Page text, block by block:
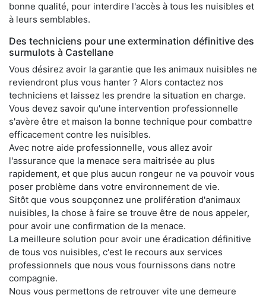
bonne qualité, pour interdire l'accès à tous les nuisibles et
à leurs semblables.
Des techniciens pour une extermination définitive des
surmulots à Castellane
Vous désirez avoir la garantie que les animaux nuisibles ne
reviendront plus vous hanter ? Alors contactez nos
techniciens et laissez les prendre la situation en charge.
Vous devez savoir qu'une intervention professionnelle
s'avère être et maison la bonne technique pour combattre
efficacement contre les nuisibles.
Avec notre aide professionnelle, vous allez avoir
l'assurance que la menace sera maitrisée au plus
rapidement, et que plus aucun rongeur ne va pouvoir vous
poser problème dans votre environnement de vie.
Sitôt que vous soupçonnez une prolifération d'animaux
nuisibles, la chose à faire se trouve être de nous appeler,
pour avoir une confirmation de la menace.
La meilleure solution pour avoir une éradication définitive
de tous vos nuisibles, c'est le recours aux services
professionnels que nous vous fournissons dans notre
compagnie.
Nous vous permettons de retrouver vite une demeure